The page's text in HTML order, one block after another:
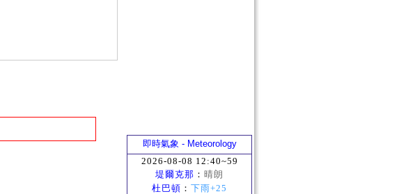
即時氣象 - Meteorology
2026-08-08 12:40~59
堤爾克那 ： 晴朗
杜巴頓 ： 下雨+25